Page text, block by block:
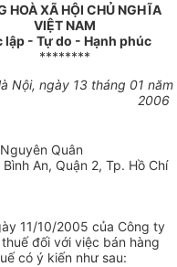
HOÀ XÃ HỘI CHỦ NGHĨA
VIỆT NAM
lập - Tự do - Hạnh phúc
********
Nội, ngày 13 tháng 01 năm
2006
Quân
An, Quận 2, Tp. Hồ Chí
11/10/2005 của Công ty
đối với việc bán hàng
có ý kiến như sau: